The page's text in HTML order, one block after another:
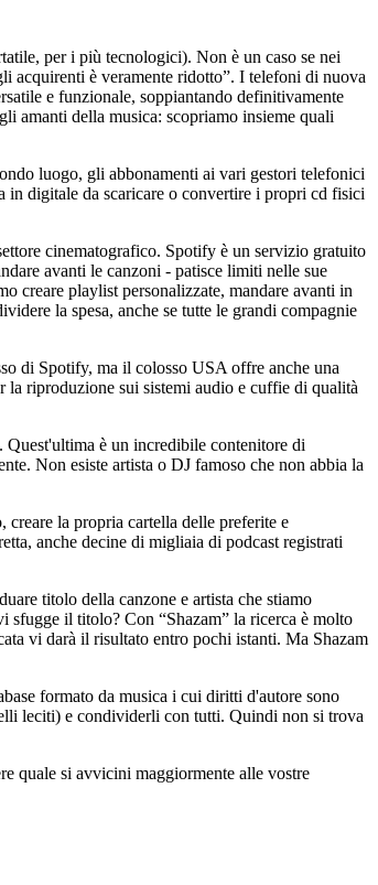
per i più tecnologici). Non è un caso se nei
acquirenti è veramente ridotto”. I telefoni di nuova
e funzionale, soppiantando definitivamente
amanti della musica: scopriamo insieme quali
luogo, gli abbonamenti ai vari gestori telefonici
digitale da scaricare o convertire i propri cd fisici
cinematografico. Spotify è un servizio gratuito
avanti le canzoni - patisce limiti nelle sue
creare playlist personalizzate, mandare avanti in
la spesa, anche se tutte le grandi compagnie
di Spotify, ma il colosso USA offre anche una
la riproduzione sui sistemi audio e cuffie di qualità
Quest'ultima è un incredibile contenitore di
Non esiste artista o DJ famoso che non abbia la
la propria cartella delle preferite e
anche decine di migliaia di podcast registrati
titolo della canzone e artista che stiamo
il titolo? Con “Shazam” la ricerca è molto
vi darà il risultato entro pochi istanti. Ma Shazam
formato da musica i cui diritti d'autore sono
leciti) e condividerli con tutti. Quindi non si trova
quale si avvicini maggiormente alle vostre